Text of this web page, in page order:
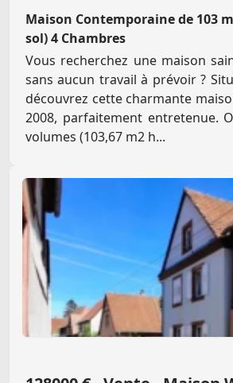
Maison Contemporaine de 103
sol) 4 Chambres
Vous recherchez une maison
sans aucun travail à prévoir ?
découvrez cette charmante
2008, parfaitement entretenue.
volumes (103,67 m2 h...